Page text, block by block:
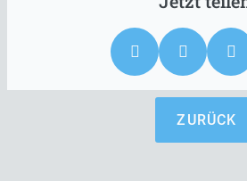
ZURÜCK